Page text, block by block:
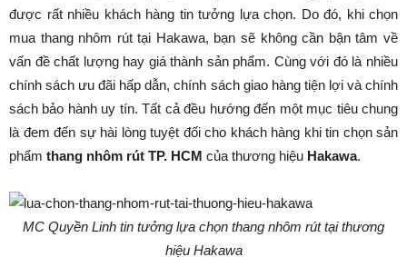
được rất nhiều khách hàng tin tưởng lựa chọn. Do đó, khi chọn
mua thang nhôm rút tại Hakawa, bạn sẽ không cần bận tâm về
vấn đề chất lượng hay giá thành sản phẩm. Cùng với đó là nhiều
chính sách ưu đãi hấp dẫn, chính sách giao hàng tiện lợi và chính
sách bảo hành uy tín. Tất cả đều hướng đến một mục tiêu chung
là đem đến sự hài lòng tuyệt đối cho khách hàng khi tin chọn sản
phẩm thang nhôm rút TP. HCM của thương hiệu Hakawa.
MC Quyền Linh tin tưởng lựa chọn thang nhôm rút tại thương
hiệu Hakawa